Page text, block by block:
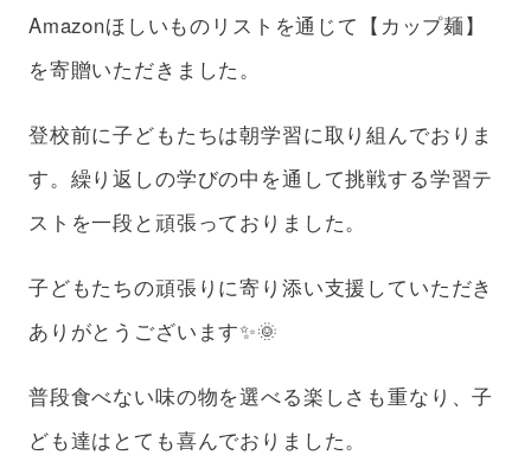
アフターケア
ボランティアの場合
Amazonほしいものリストを通じて【カップ麺】
を寄贈いただきました。
登校前に子どもたちは朝学習に取り組んでおりま
す。繰り返しの学びの中を通して挑戦する学習テ
ストを一段と頑張っておりました。
子どもたちの頑張りに寄り添い支援していただき
ありがとうございます✨🌞
普段食べない味の物を選べる楽しさも重なり、子
ども達はとても喜んでおりました。